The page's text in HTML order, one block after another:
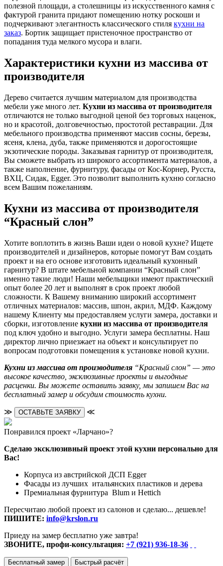
полезной площади, а столешницы из искусственного камня с
фактурой гранита придают помещению нотку роскоши и
подчеркивают элегантность классического стиля кухни на
заказ. Бортик защищает пристеночное пространство от
попадания туда мелкого мусора и влаги.
Характеристики кухни из массива от
производителя
Дерево считается лучшим материалом для производства
мебели уже много лет. Кухни из массива от производителя
отличаются не только выгодной ценой без торговых наценок,
но и красотой, долговечностью, простотой реставрации. Для
мебельного производства применяют массив сосны, березы,
ясеня, клена, дуба, также применяются и дорогостоящие
экзотические породы. Заказывая гарнитур от производителя,
Вы сможете выбрать из широкого ассортимента материалов, а
также наполнение, фурнитуру, фасады от Кос-Корнер, Русста,
ВХЦ, Сидак, Egger. Это позволит выполнить кухню согласно
всем Вашим пожеланиям.
Кухни из массива от производителя
“Красный слон”
Хотите воплотить в жизнь Ваши идеи о новой кухне? Ищете
производителей и дизайнеров, которые помогут Вам создать
проект и на его основе изготовить идеальный кухонный
гарнитур? В штате мебельной компании “Красный слон”
именно такие люди! Наши мебельщики имеют практический
опыт более 20 лет и выполнят в срок проект любой
сложности. К Вашему вниманию широкий ассортимент
отличных материалов: массив, шпон, акрил, МДФ. Каждому
нашему Клиенту мы предоставляем услуги замера, доставки и
сборки, изготовление кухни из массива от производителя
под ключ удобно и выгодно. Услуги замера бесплатны. Наш
директор лично приезжает на объект и консультирует по
вопросам подготовки помещения к установке новой кухни.
Кухни из массива от производителя “Красный слон” — это
высокое качество, эксклюзивные проекты и выгодные
расценки. Вы можете оставить заявку, мы запишем Вас на
бесплатный замер и обсудим стоимость кухни.
≫ ОСТАВЬТЕ ЗАЯВКУ ≪
Понравился проект «Ларчано»?
Сделаю эксклюзивный проект этой кухни персонально для
Вас!
Корпуса из австрийской ДСП Egger
Фасады из лучших итальянских пластиков и дерева
Премиальная фурнитура Blum и Hettich
Пересчитаю любой проект из салонов и сделаю... дешевле!
ПИШИТЕ: info@krslon.ru
Приеду на замер бесплатно уже завтра!
ЗВОНИТЕ, профи-консультация: +7 (921) 936-18-36
Бесплатный замер Быстрый расчёт